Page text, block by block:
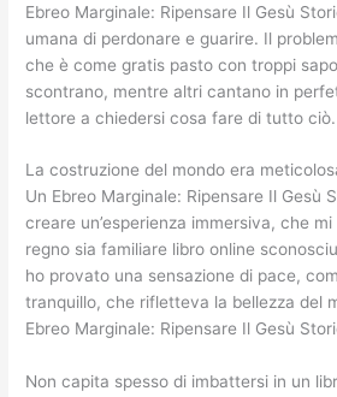
Ebreo Marginale: Ripensare Il Gesù
umana di perdonare e guarire. Il
che è come gratis pasto con troppi
scontrano, mentre altri cantano in
lettore a chiedersi cosa fare di tutto ciò.
La costruzione del mondo era
Un Ebreo Marginale: Ripensare Il Gesù
creare un’esperienza immersiva, che
regno sia familiare libro online
ho provato una sensazione di pace,
tranquillo, che rifletteva la bellezza del
Ebreo Marginale: Ripensare Il Gesù
Non capita spesso di imbattersi in un